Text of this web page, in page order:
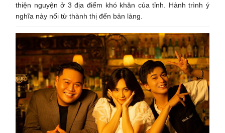
thiện nguyện ở 3 địa điểm khó khăn của tỉnh. Hành trình ý
nghĩa này nối từ thành thị đến bản làng.